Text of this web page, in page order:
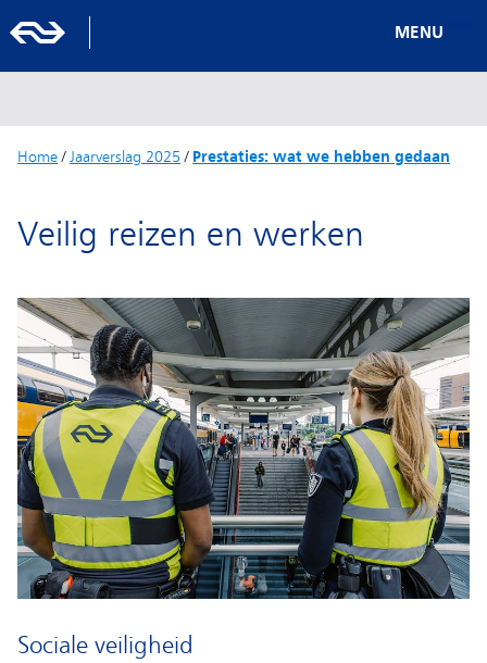
MENU
Home/ Jaarverslag 2025 / Prestaties: wat we hebben gedaan
Veilig reizen en werken
Sociale veiligheid